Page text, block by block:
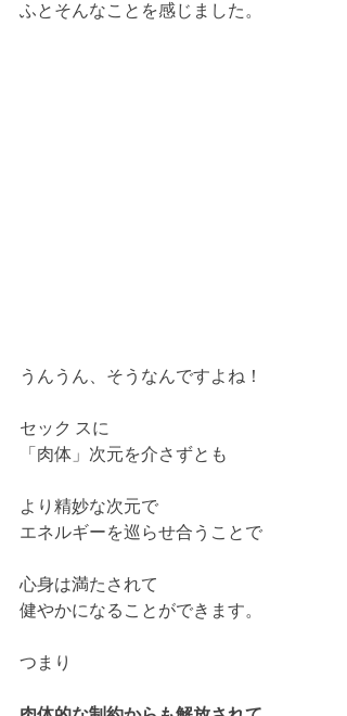
ふとそんなことを感じました。
うんうん、そうなんですよね！
セック スに
「肉体」次元を介さずとも
より精妙な次元で
エネルギーを巡らせ合うことで
心身は満たされて
健やかになることができます。
つまり